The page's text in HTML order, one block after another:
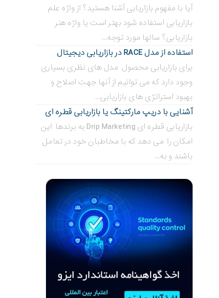
آیا با مفهوم بازاریابی آشنا هستید؟ از واژه علم
بازاریابی استفاده شود بهتر است یا واژه هنر
بازاریابی؟ سالها مورد توجه...
استفاده از مدل RACE در بازاریابی دیجیتال
برای بازاریابی محصول مدل های نظری بسیاری
وجود دارد که می توانیم از آنها جهت اصلاح و
بهبود استراتژی های بازاریابی...
آشنایی با دریپ مارکتینگ یا بازاریابی قطره ای
بازاریابی قطره ای Drip Marketing به برندها این
امکان را می دهد که با مخاطبان خود در تعامل
باشند و به...